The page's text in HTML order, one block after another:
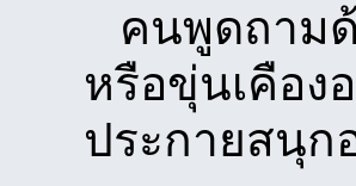
คนพูดถามด้
หรือขุ่นเคือง
ประกายสนุ